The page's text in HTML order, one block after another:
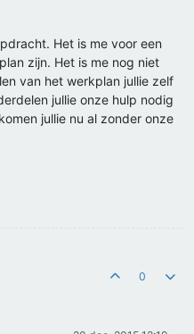
Het is me voor een
zijn. Het is me nog niet
van het werkplan jullie zelf
jullie onze hulp nodig
jullie nu al zonder onze
0